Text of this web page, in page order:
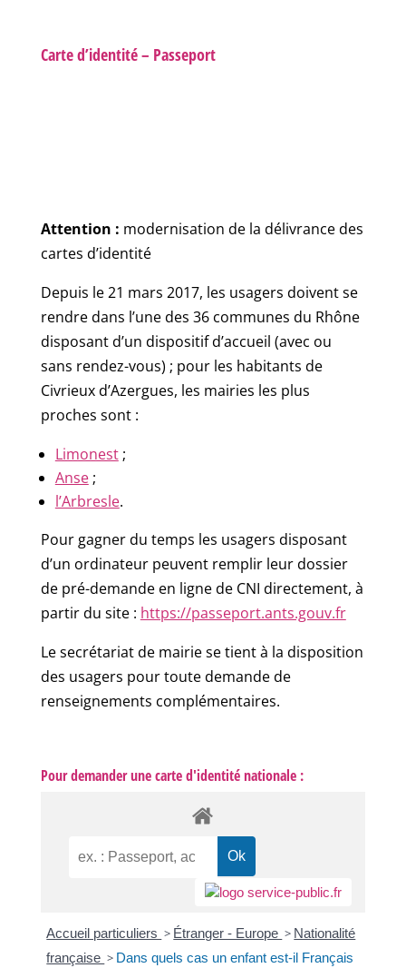
Carte d’identité – Passeport
Attention : modernisation de la délivrance des
cartes d’identité
Depuis le 21 mars 2017, les usagers doivent se
rendre dans l’une des 36 communes du Rhône
disposant d’un dispositif d’accueil (avec ou
sans rendez-vous) ; pour les habitants de
Civrieux d’Azergues, les mairies les plus
proches sont :
Limonest;
Anse;
l’Arbresle.
Pour gagner du temps les usagers disposant
d’un ordinateur peuvent remplir leur dossier
de pré-demande en ligne de CNI directement, à
partir du site : https://passeport.ants.gouv.fr
Le secrétariat de mairie se tient à la disposition
des usagers pour toute demande de
renseignements complémentaires.
Pour demander une carte d'identité nationale :
Accueil particuliers > Étranger - Europe > Nationalité
française > Dans quels cas un enfant est-il Français